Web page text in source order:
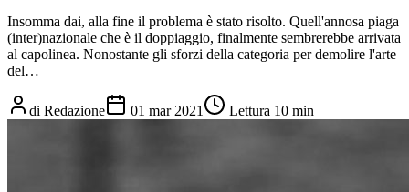
Insomma dai, alla fine il problema è stato risolto. Quell'annosa piaga
(inter)nazionale che è il doppiaggio, finalmente sembrerebbe arrivata
al capolinea. Nonostante gli sforzi della categoria per demolire l'arte
del…
di Redazione 01 mar 2021 Lettura 10 min